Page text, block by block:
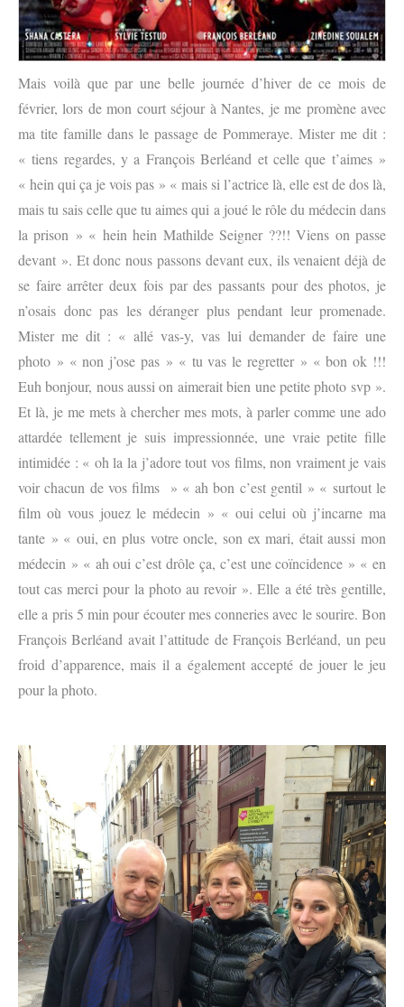
Mais voilà que par une belle journée d’hiver de ce mois de
février, lors de mon court séjour à Nantes, je me promène avec
ma tite famille dans le passage de Pommeraye. Mister me dit :
« tiens regardes, y a François Berléand et celle que t’aimes »
« hein qui ça je vois pas » « mais si l’actrice là, elle est de dos là,
mais tu sais celle que tu aimes qui a joué le rôle du médecin dans
la prison » « hein hein Mathilde Seigner ??!! Viens on passe
devant ». Et donc nous passons devant eux, ils venaient déjà de
se faire arrêter deux fois par des passants pour des photos, je
n’osais donc pas les déranger plus pendant leur promenade.
Mister me dit : « allé vas-y, vas lui demander de faire une
photo » « non j’ose pas » « tu vas le regretter » « bon ok !!!
Euh bonjour, nous aussi on aimerait bien une petite photo svp ».
Et là, je me mets à chercher mes mots, à parler comme une ado
attardée tellement je suis impressionnée, une vraie petite fille
intimidée : « oh la la j’adore tout vos films, non vraiment je vais
voir chacun de vos films » « ah bon c’est gentil » « surtout le
film où vous jouez le médecin » « oui celui où j’incarne ma
tante » « oui, en plus votre oncle, son ex mari, était aussi mon
médecin » « ah oui c’est drôle ça, c’est une coïncidence » « en
tout cas merci pour la photo au revoir ». Elle a été très gentille,
elle a pris 5 min pour écouter mes conneries avec le sourire. Bon
François Berléand avait l’attitude de François Berléand, un peu
froid d’apparence, mais il a également accepté de jouer le jeu
pour la photo.